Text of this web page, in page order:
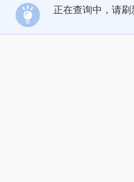
正在查询中，请刷